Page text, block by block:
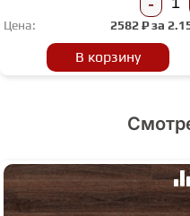
Цена: 2582₽ за
В корзину